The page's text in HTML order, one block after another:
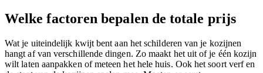
Welke factoren bepalen de totale prijs
Wat je uiteindelijk kwijt bent aan het schilderen van je kozijnen
hangt af van verschillende dingen. Zo maakt het uit of je één kozijn
wilt laten aanpakken of meteen het hele huis. Ook het soort verf en